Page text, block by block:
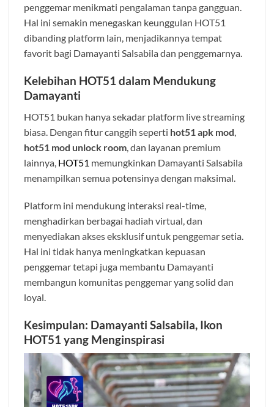
penggemar menikmati pengalaman tanpa gangguan.
Hal ini semakin menegaskan keunggulan HOT51
dibanding platform lain, menjadikannya tempat
favorit bagi Damayanti Salsabila dan penggemarnya.
Kelebihan HOT51 dalam Mendukung
Damayanti
HOT51 bukan hanya sekadar platform live streaming
biasa. Dengan fitur canggih seperti hot51 apk mod
hot51 mod unlock room , dan layanan premium
lainnya, HOT51 memungkinkan Damayanti Salsabila
menampilkan semua potensinya dengan maksimal.
Platform ini mendukung interaksi real-time,
menghadirkan berbagai hadiah virtual, dan
menyediakan akses eksklusif untuk penggemar setia.
Hal ini tidak hanya meningkatkan kepuasan
penggemar tetapi juga membantu Damayanti
membangun komunitas penggemar yang solid dan
loyal.
Kesimpulan: Damayanti Salsabila, Ikon
HOT51 yang Menginspirasi